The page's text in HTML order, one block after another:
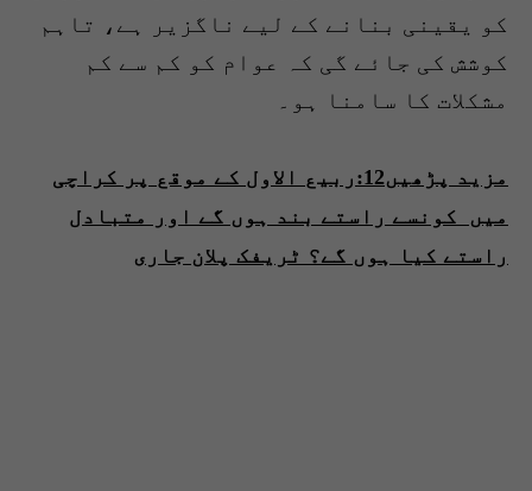
کو یقینی بنانے کے لیے ناگزیر ہے، تاہم
کوشش کی جائے گی کہ عوام کو کم سے کم
مشکلات کا سامنا ہو۔
مزید پڑھیں12:ربیع الاول کے موقع پر کراچی
میں کونسے راستے بند ہوں گے اور متبادل
راستے کیا ہوں گے؟ ٹریفک پلان جاری